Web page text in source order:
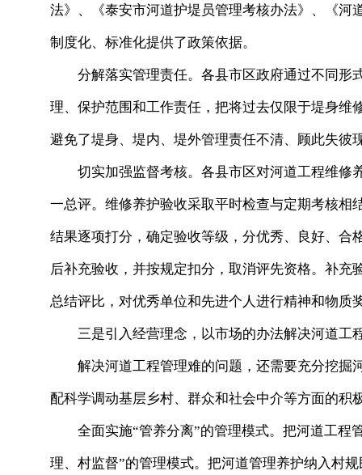
法》、《泰安市河道护堤员管理考核办法》、《
制度化、标准化提供了政策依据。
分解落实管理责任。各县市区政府通过不同形
理、保护范围和工作责任，把将过去仅限于堤身
避免了堤身、堤内、堤外管理责任不清、顾此失彼
切实加强监督考核。各县市区对河道工程维修
一总评。维修养护验收采取平时检查与定期考核相
结果逐项打分，确定验收等级，分优秀、良好、
后补充验收，并按规定扣分，取消评先资格。补
总结评比，对优秀单位和先进个人进行精神和物质
三是引入经营理念，以市场的办法解决河道工
解决河道工程管理难的问题，还需要充分挖掘
配科学调动基层乡村、群众和社会中介等方面的积
全面实施“管养分离”的管理模式。把河道工程
理、村监督”的管理模式。把河道管理养护纳入村